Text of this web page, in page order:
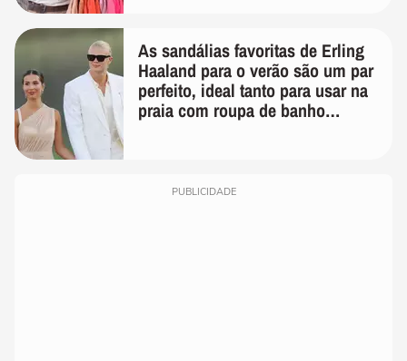
As sandálias favoritas de Erling
Haaland para o verão são um par
perfeito, ideal tanto para usar na
praia com roupa de banho
PUBLICIDADE